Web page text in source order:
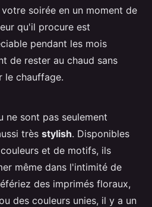
soirée en un moment de
qu'il procure est
pendant les mois
de rester au chaud sans
le chauffage.
ne sont pas seulement
très stylish. Disponibles
et de motifs, ils
même dans l'intimité de
des imprimés floraux,
des couleurs unies, il y a un